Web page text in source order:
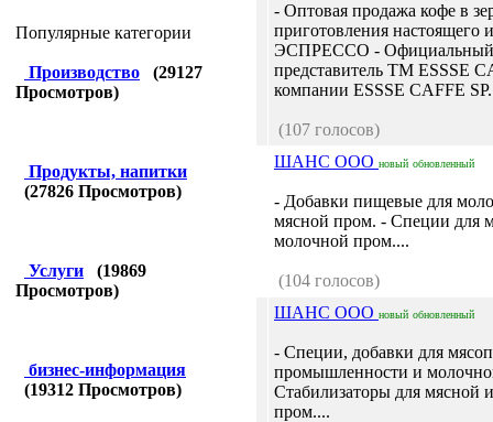
Популярные категории
Производство (29127
Просмотров)
Продукты, напитки
(27826 Просмотров)
Услуги (19869
Просмотров)
бизнес-информация
(19312 Просмотров)
- Оптовая продажа кофе в
приготовления настоящего
ЭСПРЕССО - Официальный
представитель ТМ ESSSE
компании ESSSE CAFFE
(107 голосов)
ШАНС ООО новый обновленный
- Добавки пищевые для
мясной пром. - Специи для
молочной пром....
(104 голосов)
ШАНС ООО новый обновленный
- Специи, добавки для
промышленности и
Стабилизаторы для мясной
пром....